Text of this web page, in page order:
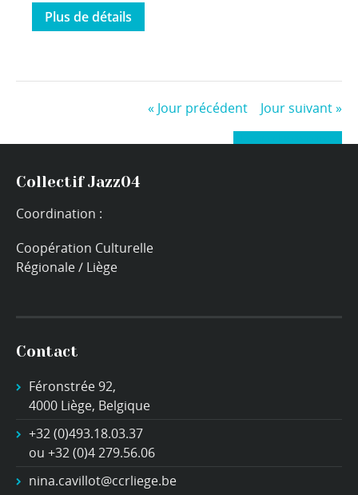
Plus de détails
« Jour précédent Jour suivant»
Collectif Jazz04
Coordination :
Coopération Culturelle
Régionale / Liège
Contact
Féronstrée 92,
4000 Liège, Belgique
+32 (0)493.18.03.37
ou +32 (0)4 279.56.06
nina.cavillot@ccrliege.be